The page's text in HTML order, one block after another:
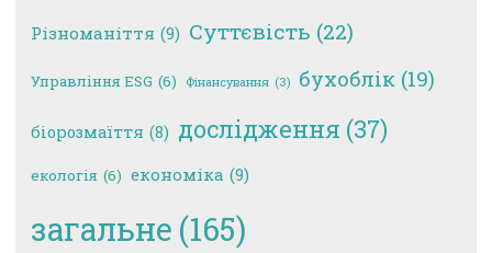
Різноманіття (9) Суттєвість (22)
Управління ESG (6) Фінансування (3) бухоблік (19)
біорозмаїття (8) дослідження (37)
екологія (6) економіка (9)
загальне (165)